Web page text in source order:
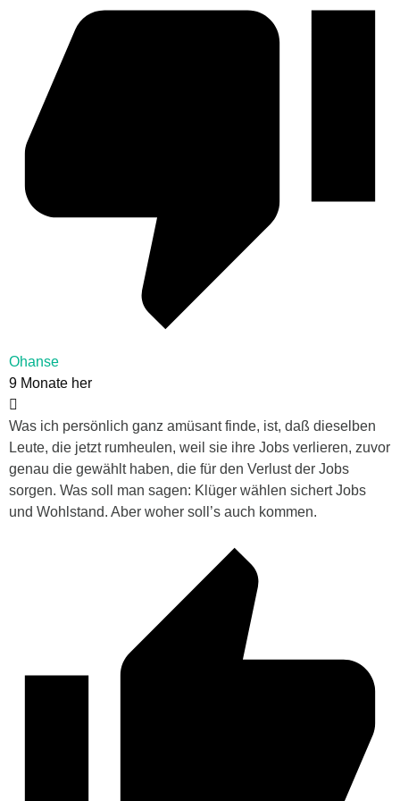
Ohanse
9 Monate her
Was ich persönlich ganz amüsant finde, ist, daß dieselben
Leute, die jetzt rumheulen, weil sie ihre Jobs verlieren, zuvor
genau die gewählt haben, die für den Verlust der Jobs
sorgen. Was soll man sagen: Klüger wählen sichert Jobs
und Wohlstand. Aber woher soll’s auch kommen.